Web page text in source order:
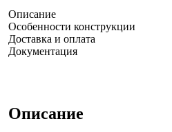
Описание
Особенности конструкции
Доставка и оплата
Документация
Описание